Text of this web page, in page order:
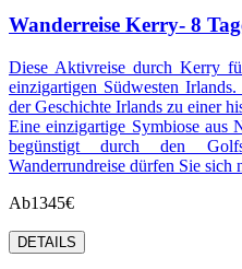
Wanderreise Kerry- 8
Diese Aktivreise durch Kerry
einzigartigen Südwesten
der Geschichte Irlands zu einer
Eine einzigartige Symbiose aus
begünstigt durch den
Wanderrundreise dürfen Sie sich
Ab1345€
DETAILS